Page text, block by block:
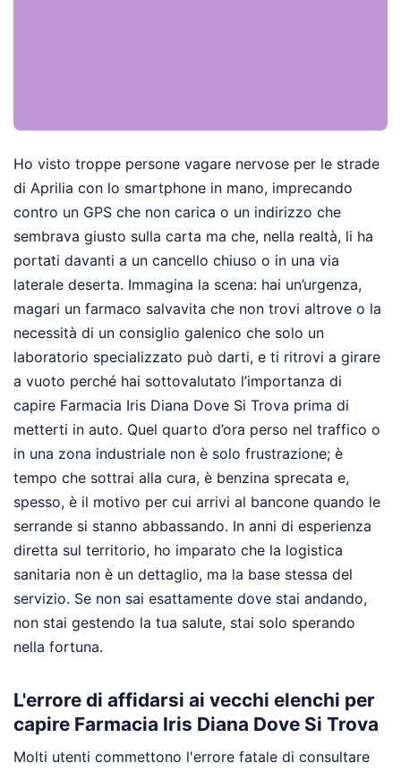
Ho visto troppe persone vagare nervose per le strade
di Aprilia con lo smartphone in mano, imprecando
contro un GPS che non carica o un indirizzo che
sembrava giusto sulla carta ma che, nella realtà, li ha
portati davanti a un cancello chiuso o in una via
laterale deserta. Immagina la scena: hai un’urgenza,
magari un farmaco salvavita che non trovi altrove o la
necessità di un consiglio galenico che solo un
laboratorio specializzato può darti, e ti ritrovi a girare
a vuoto perché hai sottovalutato l’importanza di
capire Farmacia Iris Diana Dove Si Trova prima di
metterti in auto. Quel quarto d’ora perso nel traffico o
in una zona industriale non è solo frustrazione; è
tempo che sottrai alla cura, è benzina sprecata e,
spesso, è il motivo per cui arrivi al bancone quando le
serrande si stanno abbassando. In anni di esperienza
diretta sul territorio, ho imparato che la logistica
sanitaria non è un dettaglio, ma la base stessa del
servizio. Se non sai esattamente dove stai andando,
non stai gestendo la tua salute, stai solo sperando
nella fortuna.
L'errore di affidarsi ai vecchi elenchi per
capire Farmacia Iris Diana Dove Si Trova
Molti utenti commettono l'errore fatale di consultare